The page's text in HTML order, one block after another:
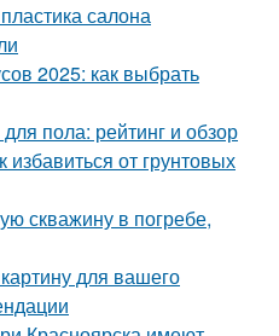
салона
2025: как выбрать
пола: рейтинг и обзор
от грунтовых
скважину в погребе,
для вашего